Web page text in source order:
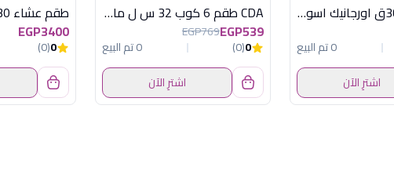
طقم عشاء 30ق اورجانيك اسود اكسفورد - كود 24020
0 تم البيع
اشترِ الآن
CDA طقم 6 كوب 32 س ل ماكاسار
EGP539
EGP769
0
(0)
0 تم البيع
اشترِ الآن
طقم عشاء 30 ق دويتو لبنى
EGP3400
0
(0)